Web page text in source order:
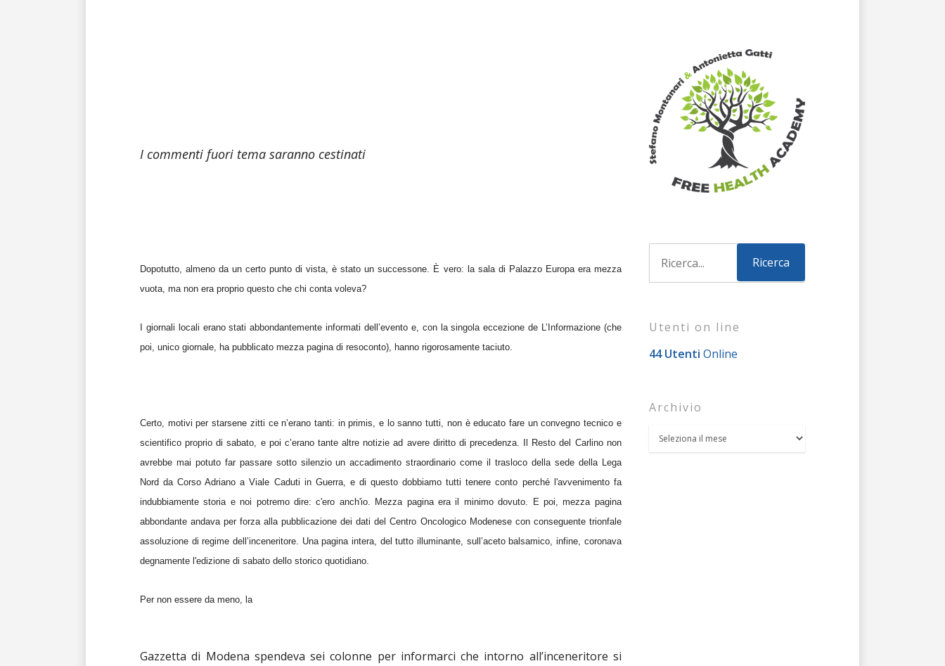
I commenti fuori tema saranno cestinati
Dopotutto, almeno da un certo punto di vista, è stato un successone. È vero: la sala di Palazzo Europa era mezza
vuota, ma non era proprio questo che chi conta voleva?
I giornali locali erano stati abbondantemente informati dell’evento e, con la singola eccezione de L’Informazione (che
poi, unico giornale, ha pubblicato mezza pagina di resoconto), hanno rigorosamente taciuto.
Certo, motivi per starsene zitti ce n’erano tanti: in primis, e lo sanno tutti, non è educato fare un convegno tecnico e
scientifico proprio di sabato, e poi c’erano tante altre notizie ad avere diritto di precedenza. Il Resto del Carlino non
avrebbe mai potuto far passare sotto silenzio un accadimento straordinario come il trasloco della sede della Lega
Nord da Corso Adriano a Viale Caduti in Guerra, e di questo dobbiamo tutti tenere conto perché l'avvenimento fa
indubbiamente storia e noi potremo dire: c'ero anch'io. Mezza pagina era il minimo dovuto. E poi, mezza pagina
abbondante andava per forza alla pubblicazione dei dati del Centro Oncologico Modenese con conseguente trionfale
assoluzione di regime dell’inceneritore. Una pagina intera, del tutto illuminante, sull’aceto balsamico, infine, coronava
degnamente l'edizione di sabato dello storico quotidiano.
Per non essere da meno, la
Gazzetta di Modena spendeva sei colonne per informarci che intorno all’inceneritore si
Utenti on line
44 Utenti Online
Archivio